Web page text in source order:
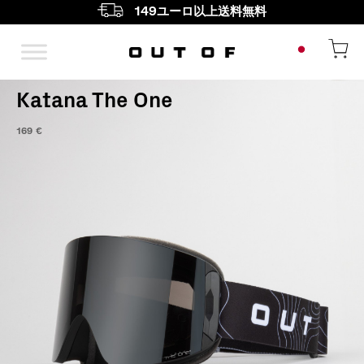
149ユーロ以上送料無料
メインナビゲーション
Katana The One
169 €